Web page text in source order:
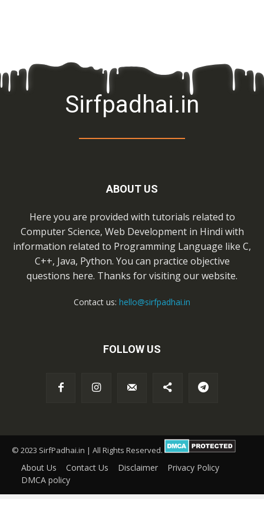
Sirfpadhai.in
ABOUT US
Here you are provided with tutorials related to
Computer Science, Web Development in Hindi with
information related to Programming Language like C,
C++, Java, Python. You can practice objective
questions here. Thanks for visiting our website.
Contact us: hello@sirfpadhai.in
FOLLOW US
© 2023 SirfPadhai.in | All Rights Reserved.
About Us Contact Us Disclaimer
Privacy Policy
DMCA policy